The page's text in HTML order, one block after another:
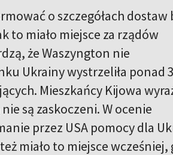
o szczegółach dostaw
to miało miejsce za rządów
że Waszyngton nie
Ukrainy wystrzeliła ponad
Mieszkańcy Kijowa
są zaskoczeni. W ocenie
przez USA pomocy dla
miało to miejsce wcześniej,